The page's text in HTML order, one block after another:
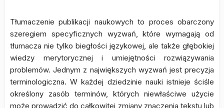
Tłumaczenie publikacji naukowych to proces obarczony
szeregiem specyficznych wyzwań, które wymagają od
tłumacza nie tylko biegłości językowej, ale także głębokiej
wiedzy merytorycznej i umiejętności rozwiązywania
problemów. Jednym z największych wyzwań jest precyzja
terminologiczna. W każdej dziedzinie nauki istnieje ściśle
określony zasób terminów, których niewłaściwe użycie
może prowadzić do całkowitej zmiany znaczenia tekstu lub